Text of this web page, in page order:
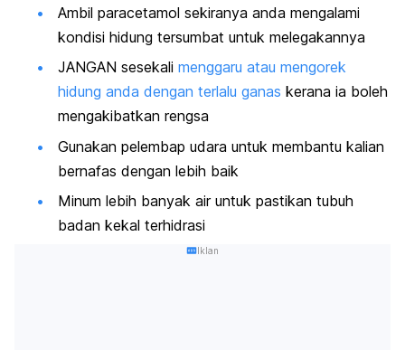
Ambil paracetamol sekiranya anda mengalami
kondisi hidung tersumbat untuk melegakannya
JANGAN sesekali menggaru atau mengorek
hidung anda dengan terlalu ganas kerana ia boleh
mengakibatkan rengsa
Gunakan pelembap udara untuk membantu kalian
bernafas dengan lebih baik
Minum lebih banyak air untuk pastikan tubuh
badan kekal terhidrasi
Iklan